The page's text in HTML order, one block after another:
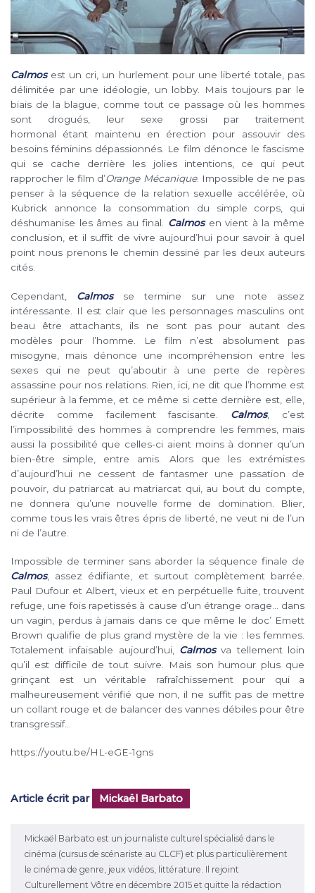
Calmos est un cri, un hurlement pour une liberté totale, pas
délimitée par une idéologie, un lobby. Mais toujours par le
biais de la blague, comme tout ce passage où les hommes
sont drogués, leur sexe grossi par traitement
hormonal étant maintenu en érection pour assouvir des
besoins féminins dépassionnés. Le film dénonce le fascisme
qui se cache derrière les jolies intentions, ce qui peut
rapprocher le film d’Orange Mécanique. Impossible de ne pas
penser à la séquence de la relation sexuelle accélérée, où
Kubrick annonce la consommation du simple corps, qui
déshumanise les âmes au final. Calmos en vient à la même
conclusion, et il suffit de vivre aujourd’hui pour savoir à quel
point nous prenons le chemin dessiné par les deux auteurs
cités.
Cependant, Calmos
se termine sur une note assez
intéressante. Il est clair que les personnages masculins ont
beau être attachants, ils ne sont pas pour autant des
modèles pour l’homme. Le film n’est absolument pas
misogyne, mais dénonce une incompréhension entre les
sexes qui ne peut qu’aboutir à une perte de repères
assassine pour nos relations. Rien, ici, ne dit que l’homme est
supérieur à la femme, et ce même si cette dernière est, elle,
décrite comme facilement fascisante. Calmos, c’est
l’impossibilité des hommes à comprendre les femmes, mais
aussi la possibilité que celles-ci aient moins à donner qu’un
bien-être simple, entre amis. Alors que les extrémistes
d’aujourd’hui ne cessent de fantasmer une passation de
pouvoir, du patriarcat au matriarcat qui, au bout du compte,
ne donnera qu’une nouvelle forme de domination. Blier,
comme tous les vrais êtres épris de liberté, ne veut ni de l’un
ni de l’autre.
Impossible de terminer sans aborder la séquence finale de
Calmos, assez édifiante, et surtout complètement barrée.
Paul Dufour et Albert, vieux et en perpétuelle fuite, trouvent
refuge, une fois rapetissés à cause d’un étrange orage… dans
un vagin, perdus à jamais dans ce que même le doc’ Emett
Brown qualifie de plus grand mystère de la vie : les femmes.
Totalement infaisable aujourd’hui, Calmosva tellement loin
qu’il est difficile de tout suivre. Mais son humour plus que
grinçant est un véritable rafraîchissement pour qui a
malheureusement vérifié que non, il ne suffit pas de mettre
un collant rouge et de balancer des vannes débiles pour être
transgressif…
https://youtu.be/HL-eGE-1gns
Article écrit par Mickaël Barbato
Mickaël Barbato est un journaliste culturel spécialisé dans le
cinéma (cursus de scénariste au CLCF) et plus particulièrement
le cinéma de genre, jeux vidéos, littérature. Il rejoint
Culturellement Vôtre en décembre 2015 et quitte la rédaction